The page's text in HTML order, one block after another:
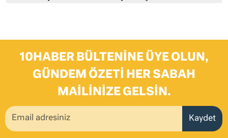
10HABER BÜLTENINE ÜYE OLUN,
GÜNDEM ÖZETI HER SABAH
MAILINIZE GELSIN.
Kaydet